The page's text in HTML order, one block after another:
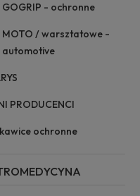
GOGRIP - ochronne
MOTO / warsztatowe -
automotive
PRODUCENCI
ochronne